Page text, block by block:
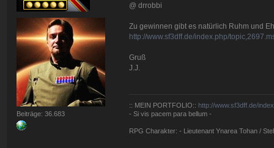
Beiträge: 36.683
@ drrobbi
Zu gewinnen gibt es natürlich Ruhm und
http://www.sf3dff.de/index.php/
Gruß
J.J.
:: MEIN PORTFOLIO:: http://www.sf3dff.de/
- Si vis pacem para bellum -
RPG Charakter: - Lieutenant Ynarea Tohan /